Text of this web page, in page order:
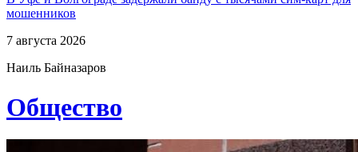
мошенников
7 августа 2026
Наиль Байназаров
Общество